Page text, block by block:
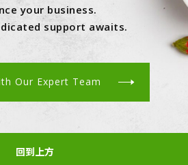
your business.
support awaits.
Our Expert Team
回到上方